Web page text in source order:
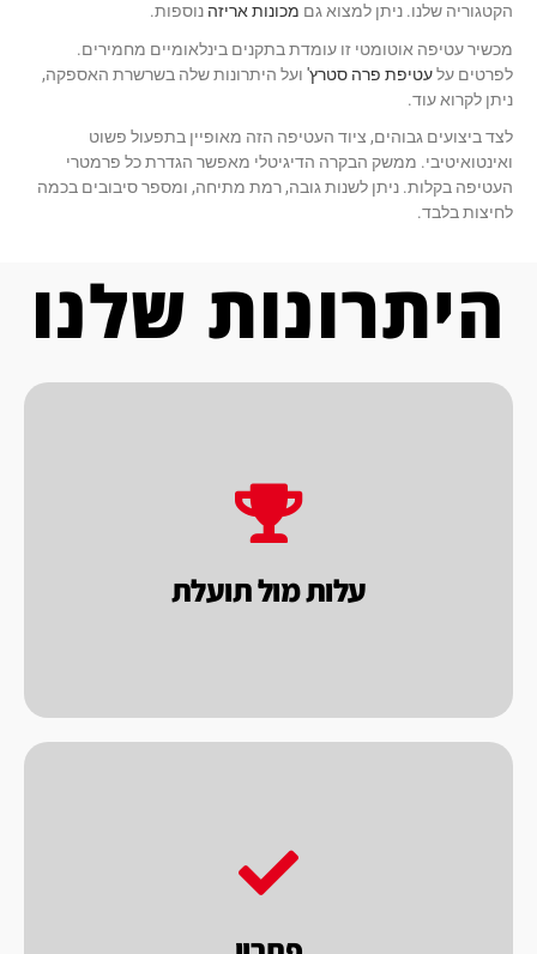
הקטגוריה שלנו. ניתן למצוא גם מכונות אריזה נוספות.
מכשיר עטיפה אוטומטי זו עומדת בתקנים בינלאומיים מחמירים.
לפרטים עלעטיפת פרה סטרץ' ועל היתרונות שלה בשרשרת האספקה,
ניתן לקרוא עוד.
לצד ביצועים גבוהים, ציוד העטיפה הזה מאופיין בתפעול פשוט
ואינטואיטיבי. ממשק הבקרה הדיגיטלי מאפשר הגדרת כל פרמטרי
העטיפה בקלות. ניתן לשנות גובה, רמת מתיחה, ומספר סיבובים בכמה
לחיצות בלבד.
היתרונות שלנו
עלות מול תועלת
אנו בחברת פאקו בוחנים את המוצרים שאנו
העסקית, המטרה שלנו להשיא ערך לך הלקוח
בכל בחירה שתעשה.
לבחון את הרכישה בראיה כוללת של פתרון.
ומאפשרים לך הלקוח לקבל את התוצאה